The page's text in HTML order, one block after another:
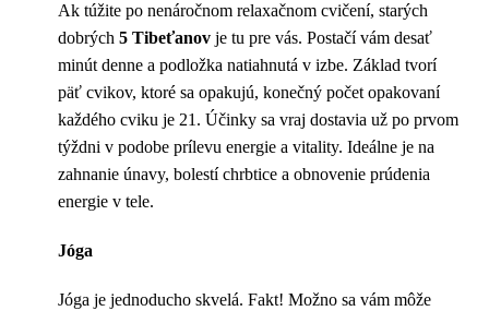
Ak túžite po nenáročnom relaxačnom cvičení, starých
dobrých 5 Tibeťanov je tu pre vás. Postačí vám desať
minút denne a podložka natiahnutá v izbe. Základ tvorí
päť cvikov, ktoré sa opakujú, konečný počet opakovaní
každého cviku je 21. Účinky sa vraj dostavia už po prvom
týždni v podobe prílevu energie a vitality. Ideálne je na
zahnanie únavy, bolestí chrbtice a obnovenie prúdenia
energie v tele.
Jóga
Jóga je jednoducho skvelá. Fakt! Možno sa vám môže